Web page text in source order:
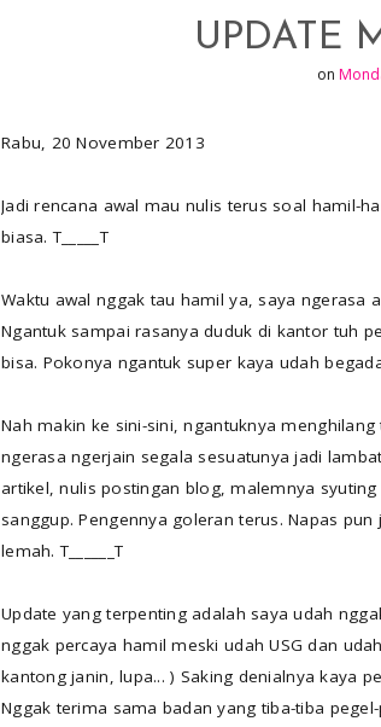
UPDATE
on
Rabu, 20 November 2013
Jadi rencana awal mau nulis terus soal hamil-
biasa. T_____T
Waktu awal nggak tau hamil ya, saya ngerasa
Ngantuk sampai rasanya duduk di kantor tuh
bisa. Pokonya ngantuk super kaya udah
Nah makin ke sini-sini, ngantuknya
ngerasa ngerjain segala sesuatunya jadi
artikel, nulis postingan blog, malemnya
sanggup. Pengennya goleran terus. Napas pun
lemah. T______T
Update yang terpenting adalah saya udah
nggak percaya hamil meski udah USG dan
kantong janin, lupa... ) Saking denialnya kaya
Nggak terima sama badan yang tiba-tiba